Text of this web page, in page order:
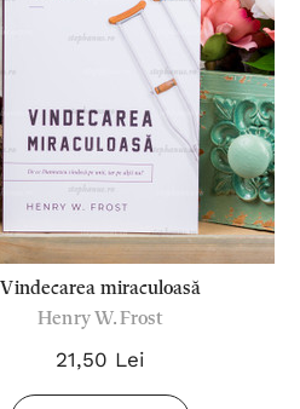
Vindecarea miraculoasă
Henry W. Frost
21,50 Lei